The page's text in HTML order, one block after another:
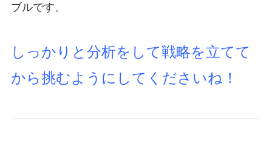
ブルです。
しっかりと分析をして戦略を立てて
から挑むようにしてくださいね！